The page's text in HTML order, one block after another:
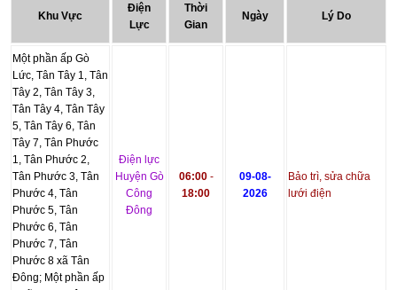
Khu Vực
Điện
Lực
Thời
Gian
Ngày Lý Do
Một phần ấp Gò
Lức, Tân Tây 1, Tân
Tây 2, Tân Tây 3,
Tân Tây 4, Tân Tây
5, Tân Tây 6, Tân
Tây 7, Tân Phước
1, Tân Phước 2,
Tân Phước 3, Tân
Phước 4, Tân
Phước 5, Tân
Phước 6, Tân
Phước 7, Tân
Phước 8 xã Tân
Đông; Một phần ấp
Điện lực
Huyện Gò
Công
Đông
06:00-
18:00
09-08-
2026
Bảo trì, sửa chữa
lưới điện